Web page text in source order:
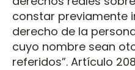
constar previamente
derecho de la
cuyo nombre sean
referidos”. Artículo 208